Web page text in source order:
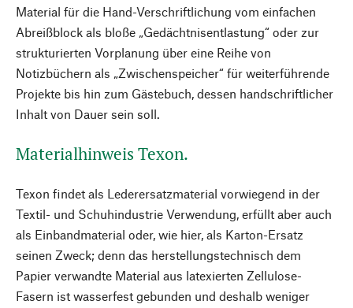
Material für die Hand-Verschriftlichung vom einfachen
Abreißblock als bloße „Gedächtnisentlastung“ oder zur
strukturierten Vorplanung über eine Reihe von
Notizbüchern als „Zwischenspeicher“ für weiterführende
Projekte bis hin zum Gästebuch, dessen handschriftlicher
Inhalt von Dauer sein soll.
Materialhinweis Texon.
Texon findet als Lederersatzmaterial vorwiegend in der
Textil- und Schuhindustrie Verwendung, erfüllt aber auch
als Einbandmaterial oder, wie hier, als Karton-Ersatz
seinen Zweck; denn das herstellungstechnisch dem
Papier verwandte Material aus latexierten Zellulose-
Fasern ist wasserfest gebunden und deshalb weniger